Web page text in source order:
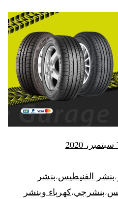
،بنشر الفنيطيس،بنشر
،بنشرجي،كهرباء وبنشر